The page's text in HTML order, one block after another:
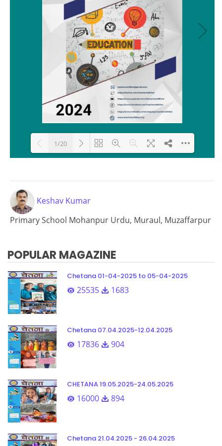
1/20
Keshav Kumar
Primary School Mohanpur Urdu, Muraul, Muzaffarpur
POPULAR MAGAZINE
Chetana 01-04-2025 to 05-04-2025
25535 1683
Chetana 07.04.2025-12.04.2025
17836 904
CHETANA 19.05.2025-24.05.2025
16000 894
Chetana 21.04.2025 - 26.04.2025